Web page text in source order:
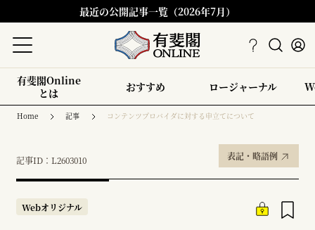
最近の公開記事一覧（2026年7月）
有斐閣Online
とは
おすすめ ロージャーナル
Home 記事 コンテンツプロバイダに対する申立てについて
記事ID：L2603010 表記・略語例
Webオリジナル